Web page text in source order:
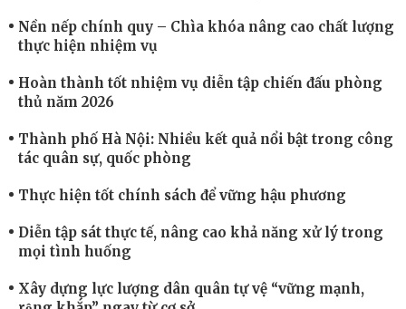
Nền nếp chính quy – Chìa khóa nâng cao chất lượng
thực hiện nhiệm vụ
Hoàn thành tốt nhiệm vụ diễn tập chiến đấu phòng
thủ năm 2026
Thành phố Hà Nội: Nhiều kết quả nổi bật trong công
tác quân sự, quốc phòng
Thực hiện tốt chính sách để vững hậu phương
Diễn tập sát thực tế, nâng cao khả năng xử lý trong
mọi tình huống
Xây dựng lực lượng dân quân tự vệ “vững mạnh,